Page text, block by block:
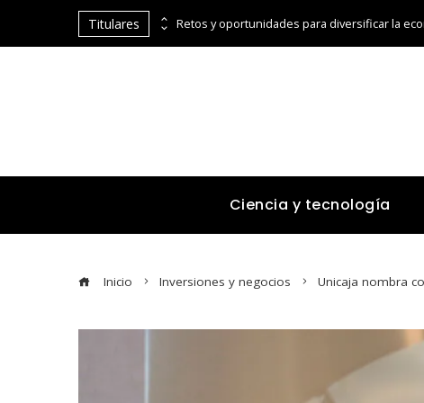
Titulares
Ciencia y tecnología
Inicio Inversiones y negocios Unicaja nombra